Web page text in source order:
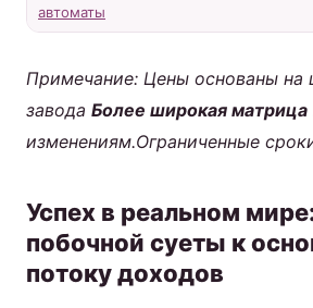
автоматы
Примечание: Цены основаны на
завода Более широкая матрица
изменениям.Ограниченные
Успех в реальном
побочной суеты к
потоку доходов